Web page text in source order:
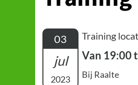
03
jul
2023
Training
Van 19:00
Bij Raalte